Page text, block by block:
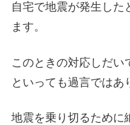
自宅で地震が発生した
ます。
このときの対応しだい
といっても過言ではあ
地震を乗り切るために